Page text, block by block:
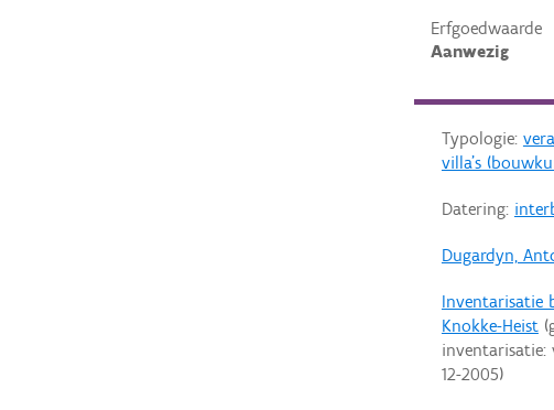
Erfgoedwaarde
Aanwezig
Typologie:
villa's
Datering:
Dugardyn,
Inventarisatie
Knokke-Heist
inventarisatie:
12-2005)